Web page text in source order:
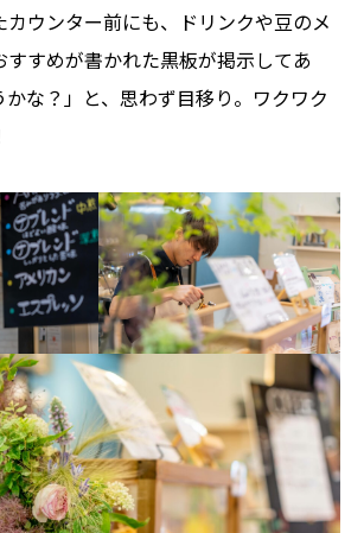
カウンター前にも、ドリンクや豆のメ
すすめが書かれた黒板が掲示してあ
かな？」と、思わず目移り。ワクワク